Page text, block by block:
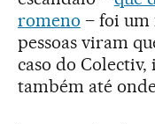
romeno – foi um
pessoas viram
caso do
também até